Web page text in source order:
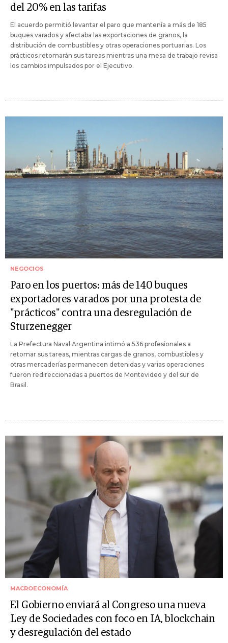
del 20% en las tarifas
El acuerdo permitió levantar el paro que mantenía a más de 185
buques varados y afectaba las exportaciones de granos, la
distribución de combustibles y otras operaciones portuarias. Los
prácticos retomarán sus tareas mientras una mesa de trabajo revisa
los cambios impulsados por el Ejecutivo.
NEGOCIOS
Paro en los puertos: más de 140 buques
exportadores varados por una protesta de
"prácticos" contra una desregulación de
Sturzenegger
La Prefectura Naval Argentina intimó a 536 profesionales a
retomar sus tareas, mientras cargas de granos, combustibles y
otras mercaderías permanecen detenidas y varias operaciones
fueron redireccionadas a puertos de Montevideo y del sur de
Brasil.
MACROECONOMÍA
El Gobierno enviará al Congreso una nueva
Ley de Sociedades con foco en IA, blockchain
y desregulación del estado